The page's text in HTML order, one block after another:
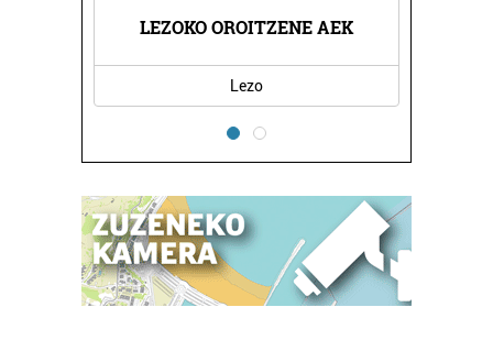
LEZOKO OROITZENE AEK
Lezo